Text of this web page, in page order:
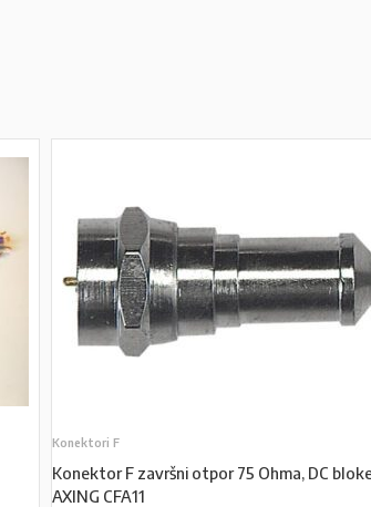
Konektori F
Konektor F završni otpor 75 Ohma, DC
AXING CFA11